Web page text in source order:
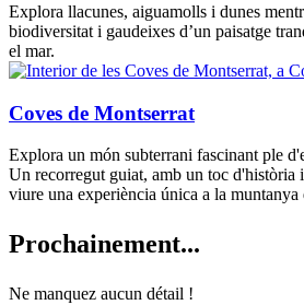
Explora llacunes, aiguamolls i dunes
biodiversitat i gaudeixes d’un paisatge
el mar.
Coves de Montserrat
Explora un món subterrani fascinant ple
Un recorregut guiat, amb un toc d'història
viure una experiència única a la muntanya
Prochainement...
Ne manquez aucun détail !